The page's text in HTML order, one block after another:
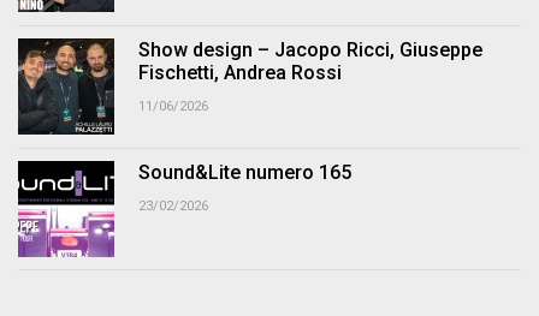
Show design – Jacopo Ricci, Giuseppe
Fischetti, Andrea Rossi
11/06/2026
Sound&Lite numero 165
23/02/2026